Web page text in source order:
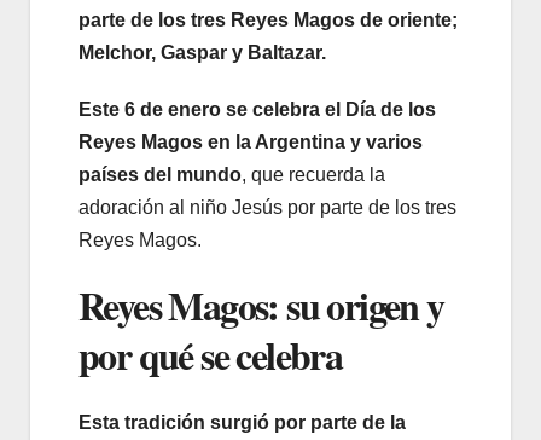
parte de los tres Reyes Magos de oriente;
Melchor, Gaspar y Baltazar.
Este 6 de enero se celebra el Día de los
Reyes Magos en la Argentina y varios
países del mundo, que recuerda la
adoración al niño Jesús por parte de los tres
Reyes Magos.
Reyes Magos: su origen y
por qué se celebra
Esta tradición surgió por parte de la